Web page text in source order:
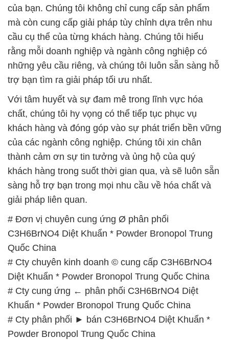
của bạn. Chúng tôi không chỉ cung cấp sản phẩm
mà còn cung cấp giải pháp tùy chỉnh dựa trên nhu
cầu cụ thể của từng khách hàng. Chúng tôi hiểu
rằng mỗi doanh nghiệp và ngành công nghiệp có
những yêu cầu riêng, và chúng tôi luôn sẵn sàng hỗ
trợ bạn tìm ra giải pháp tối ưu nhất.
Với tâm huyết và sự đam mê trong lĩnh vực hóa
chất, chúng tôi hy vọng có thể tiếp tục phục vụ
khách hàng và đóng góp vào sự phát triển bền vững
của các ngành công nghiệp. Chúng tôi xin chân
thành cảm ơn sự tin tưởng và ủng hộ của quý
khách hàng trong suốt thời gian qua, và sẽ luôn sẵn
sàng hỗ trợ bạn trong mọi nhu cầu về hóa chất và
giải pháp liên quan.
# Đơn vị chuyên cung ứng Ø phân phối
C3H6BrNO4 Diệt Khuẩn * Powder Bronopol Trung
Quốc China
# Cty chuyên kinh doanh © cung cấp C3H6BrNO4
Diệt Khuẩn * Powder Bronopol Trung Quốc China
# Cty cung ứng ← phân phối C3H6BrNO4 Diệt
Khuẩn * Powder Bronopol Trung Quốc China
# Cty phân phối ► bán C3H6BrNO4 Diệt Khuẩn *
Powder Bronopol Trung Quốc China